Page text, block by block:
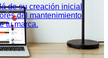
de su creación inicial;
del mantenimiento
tu marca.